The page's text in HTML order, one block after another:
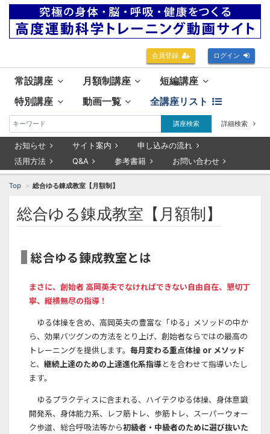
会員登録 ログイン
常設講座 月額制講座
短編講座
特別講座
動画一覧 全講座リスト
講座検索 詳細検索
お知らせ サイト案内
申し込みの流れ
活用方法
Q&A 参考書籍 お問い合わせ
Top 総合ゆる錬成教室【月額制】
総合ゆる錬成教室【月額制】
総合ゆる錬成教室とは
まさに、創始者 高岡英夫でなければできない自由自在、懇切丁
寧、縦横無尽の指導！
ゆる体操を含め、高岡英夫の豊富な「ゆる」メソッドの中か
ら、効果バツグンの方法をとり上げ、創始者ならではの最高の
トレーニングを提供します。 毎月変わる重点体操 or メソッド
と、 継続上達のための上達進化系指導とを合わせて指導いたし
ます。
ゆるプラクティスに含まれる、ハイテクゆる体操、身体意識
開発系、身体能力系、レフ筋トレ、歩筋トレ、スーパーウォー
ク歩道、総合呼吸法等から初級者・中級者のために選び抜いた